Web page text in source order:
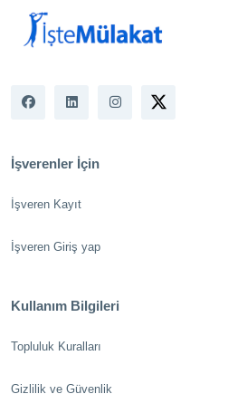
İşverenler İçin
İşveren Kayıt
İşveren Giriş yap
Kullanım Bilgileri
Topluluk Kuralları
Gizlilik ve Güvenlik